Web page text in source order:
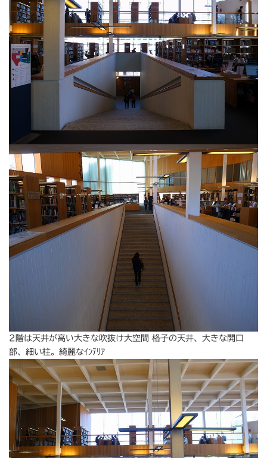
2階は天井が高い大きな吹抜け大空間 格子の天井、大きな開口
部、細い柱。綺麗なｲﾝﾃﾘｱ